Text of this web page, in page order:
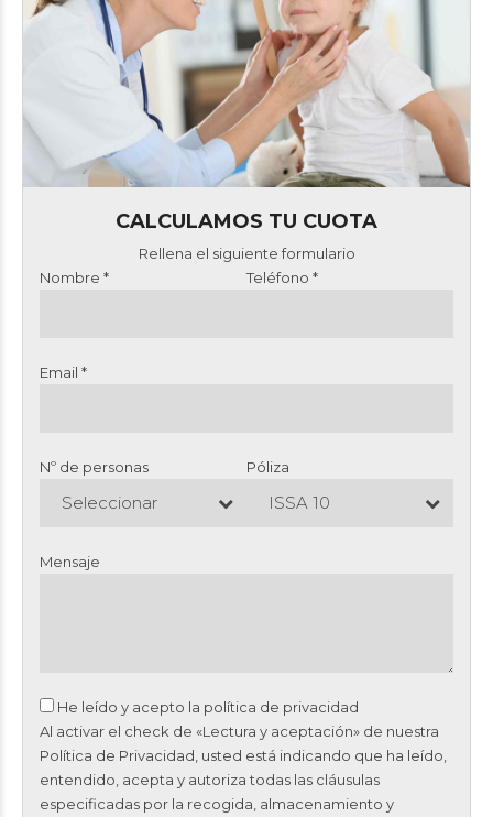
CALCULAMOS TU CUOTA
Rellena el siguiente formulario
Nombre *
Teléfono *
Email *
Nº de personas
Seleccionar
Póliza
ISSA 10
Mensaje
He leído y acepto la política de privacidad
Al activar el check de «Lectura y aceptación» de nuestra
Política de Privacidad, usted está indicando que ha leído,
entendido, acepta y autoriza todas las cláusulas
especificadas por la recogida, almacenamiento y